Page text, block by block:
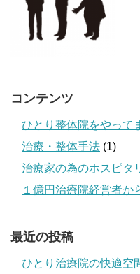
コンテンツ
ひとり整体院をやって
治療・整体手法 (1)
治療家の為のホスピタ
１億円治療院経営者か
最近の投稿
ひとり治療院の快適空